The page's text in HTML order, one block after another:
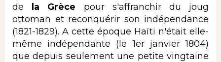
de
la Grèce pour s'affranchir du joug
ottoman et reconquérir son indépendance
(1821-1829). A cette époque Haïti n'était elle-
même indépendante (le 1er janvier 1804)
que depuis seulement une petite vingtaine